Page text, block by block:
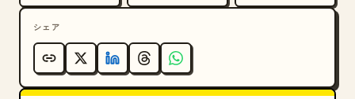
シェア